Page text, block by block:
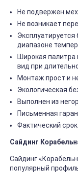
Не подвержен
Не возникает
диапазоне
Широкая палитра
вид при
Монтаж прост и
Экологическая
Выполнен из
Письменная
Фактический
Сайдинг
Сайдинг
популярный